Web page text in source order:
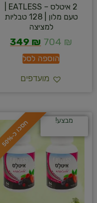
טעם מלון | 128 טבליות
למציצה
704 ₪
349 ₪
הוספה לסל
מועדפים
ח
ס
כ
ו
כ
-
5
0
% מבצע!